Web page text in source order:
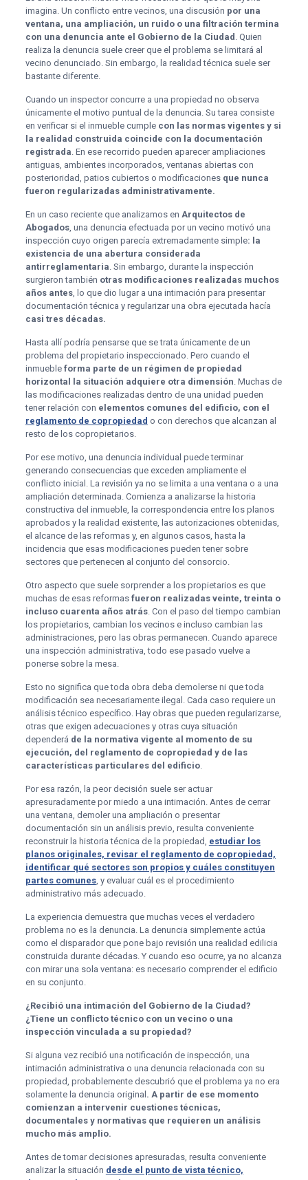
imagina. Un conflicto entre vecinos, una discusión por una
ventana, una ampliación, un ruido o una filtración termina
con una denuncia ante el Gobierno de la Ciudad . Quien
realiza la denuncia suele creer que el problema se limitará al
vecino denunciado. Sin embargo, la realidad técnica suele ser
bastante diferente.
Cuando un inspector concurre a una propiedad no observa
únicamente el motivo puntual de la denuncia. Su tarea consiste
en verificar si el inmueble cumple con las normas vigentes y si
la realidad construida coincide con la documentación
registrada . En ese recorrido pueden aparecer ampliaciones
antiguas, ambientes incorporados, ventanas abiertas con
posterioridad, patios cubiertos o modificaciones que nunca
fueron regularizadas administrativamente.
En un caso reciente que analizamos en Arquitectos de
Abogados, una denuncia efectuada por un vecino motivó una
inspección cuyo origen parecía extremadamente simple: la
existencia de una abertura considerada
antirreglamentaria . Sin embargo, durante la inspección
surgieron también otras modificaciones realizadas muchos
años antes, lo que dio lugar a una intimación para presentar
documentación técnica y regularizar una obra ejecutada hacía
casi tres décadas.
Hasta allí podría pensarse que se trata únicamente de un
problema del propietario inspeccionado. Pero cuando el
inmueble forma parte de un régimen de propiedad
horizontal la situación adquiere otra dimensión . Muchas de
las modificaciones realizadas dentro de una unidad pueden
tener relación con elementos comunes del edificio, con el
reglamento de copropiedad o con derechos que alcanzan al
resto de los copropietarios.
Por ese motivo, una denuncia individual puede terminar
generando consecuencias que exceden ampliamente el
conflicto inicial. La revisión ya no se limita a una ventana o a una
ampliación determinada. Comienza a analizarse la historia
constructiva del inmueble, la correspondencia entre los planos
aprobados y la realidad existente, las autorizaciones obtenidas,
el alcance de las reformas y, en algunos casos, hasta la
incidencia que esas modificaciones pueden tener sobre
sectores que pertenecen al conjunto del consorcio.
Otro aspecto que suele sorprender a los propietarios es que
muchas de esas reformas fueron realizadas veinte, treinta o
incluso cuarenta años atrás. Con el paso del tiempo cambian
los propietarios, cambian los vecinos e incluso cambian las
administraciones, pero las obras permanecen. Cuando aparece
una inspección administrativa, todo ese pasado vuelve a
ponerse sobre la mesa.
Esto no significa que toda obra deba demolerse ni que toda
modificación sea necesariamente ilegal. Cada caso requiere un
análisis técnico específico. Hay obras que pueden regularizarse,
otras que exigen adecuaciones y otras cuya situación
dependerá de la normativa vigente al momento de su
ejecución, del reglamento de copropiedad y de las
características particulares del edificio.
Por esa razón, la peor decisión suele ser actuar
apresuradamente por miedo a una intimación. Antes de cerrar
una ventana, demoler una ampliación o presentar
documentación sin un análisis previo, resulta conveniente
reconstruir la historia técnica de la propiedad, estudiar los
planos originales, revisar el reglamento de copropiedad,
identificar qué sectores son propios y cuáles constituyen
partes comunes, y evaluar cuál es el procedimiento
administrativo más adecuado.
La experiencia demuestra que muchas veces el verdadero
problema no es la denuncia. La denuncia simplemente actúa
como el disparador que pone bajo revisión una realidad edilicia
construida durante décadas. Y cuando eso ocurre, ya no alcanza
con mirar una sola ventana: es necesario comprender el edificio
en su conjunto.
¿Recibió una intimación del Gobierno de la Ciudad?
¿Tiene un conflicto técnico con un vecino o una
inspección vinculada a su propiedad?
Si alguna vez recibió una notificación de inspección, una
intimación administrativa o una denuncia relacionada con su
propiedad, probablemente descubrió que el problema ya no era
solamente la denuncia original. A partir de ese momento
comienzan a intervenir cuestiones técnicas,
documentales y normativas que requieren un análisis
mucho más amplio.
Antes de tomar decisiones apresuradas, resulta conveniente
analizar la situación desde el punto de vista técnico,